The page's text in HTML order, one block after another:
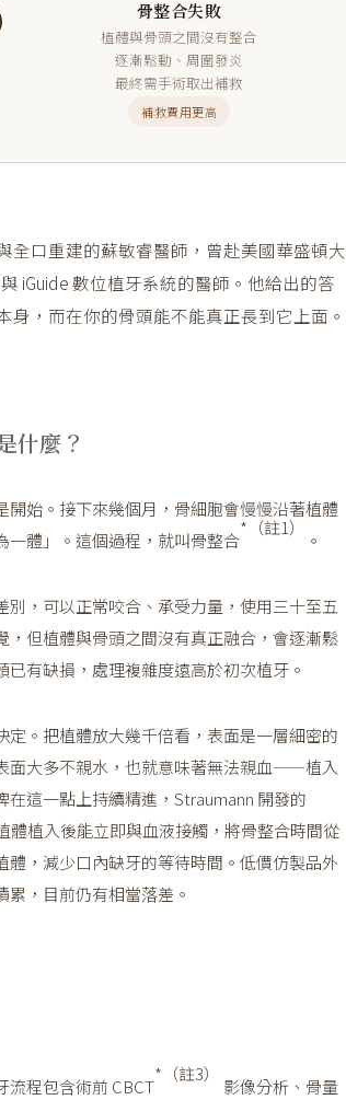
骨整合失敗
植體與骨頭之間沒有整合
逐漸鬆動、周圍發炎
最終需手術取出補救
補救費用更高
全口重建的蘇敏睿醫師，曾赴美國華盛頓大
iGuide 數位植牙系統的醫師。他給出的答
，而在你的骨頭能不能真正長到它上面。
什麼？
始。接下來幾個月，骨細胞會慢慢沿著植體
一體」。這個過程，就叫骨整合
*（註1）
。
，可以正常咬合、承受力量，使用三十至五
但植體與骨頭之間沒有真正融合，會逐漸鬆
有缺損，處理複雜度遠高於初次植牙。
。把植體放大幾千倍看，表面是一層細密的
面大多不親水，也就意味著無法親血——植入
這一點上持續精進，Straumann 開發的
體植入後能立即與血液接觸，將骨整合時間從
，減少口內缺牙的等待時間。低價仿製品外
，目前仍有相當落差。
流程包含術前 CBCT
*（註3）
影像分析、骨量